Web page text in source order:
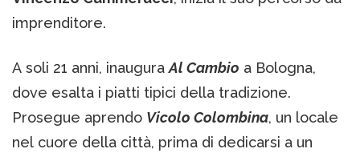
imprenditore.
A soli 21 anni, inauguraAl Cambio a Bologna,
dove esalta i piatti tipici della tradizione.
Prosegue aprendo Vicolo Colombina, un locale
nel cuore della città, prima di dedicarsi a un